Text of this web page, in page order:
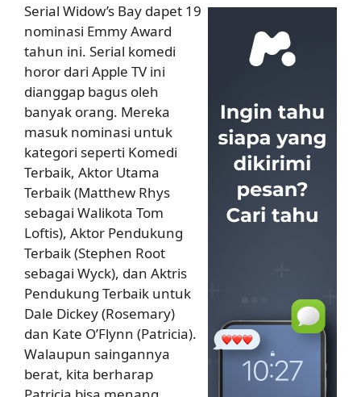
Serial Widow’s Bay dapet 19
nominasi Emmy Award
tahun ini. Serial komedi
horor dari Apple TV ini
dianggap bagus oleh
banyak orang. Mereka
masuk nominasi untuk
kategori seperti Komedi
Terbaik, Aktor Utama
Terbaik (Matthew Rhys
sebagai Walikota Tom
Loftis), Aktor Pendukung
Terbaik (Stephen Root
sebagai Wyck), dan Aktris
Pendukung Terbaik untuk
Dale Dickey (Rosemary)
dan Kate O’Flynn (Patricia).
Walaupun saingannya
berat, kita berharap